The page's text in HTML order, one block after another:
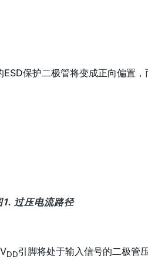
保护二极管将变成正向偏置
1. 过压电流路径
DD引脚将处于输入信号的二极管